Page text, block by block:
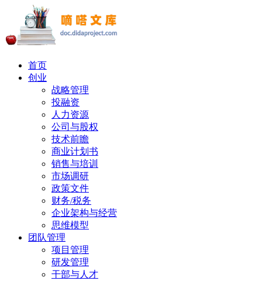
首页
创业
战略管理
投融资
人力资源
公司与股权
技术前瞻
商业计划书
销售与培训
市场调研
政策文件
财务/税务
企业架构与经营
思维模型
团队管理
项目管理
研发管理
干部与人才